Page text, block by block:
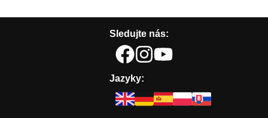
Sledujte nás:
Jazyky: